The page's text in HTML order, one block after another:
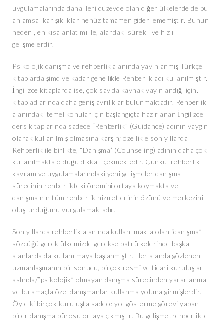
uygulamalarında daha ileri düzeyde olan diğer ülkelerde de bu
anlamsal karışıklıklar henüz tamamen giderilememiştir. Bunun
nedeni, en kısa anlatımı ile, alandaki sürekli ve hızlı
gelişmelerdir.
Psikolojik danışma ve rehberlik alanında yayınlanmış Türkçe
kitaplarda şimdiye kadar genellikle Rehberlik adı kullanılmıştır.
İngilizce kitaplarda ise, çok sayıda kaynak yayınlandığı için.
kitap adlarında daha geniş ayrılıklar bulunmaktadır. Rehberlik
alanındaki temel konular için başlangıçta hazırlanan İngilizce
ders kitaplarında sadece “Rehberlik” (Guidance) adının yaygın
olarak kullanılmış olmasına karşın; özellikle son yıllarda
Rehberlik ile birlikte, “Danışma” (Counseling) adının daha çok
kullanılmakta olduğu dikkati çekmektedir. Çünkü, rehberlik
kavram ve uygulamalarındaki yeni gelişmeler danışma
sürecinin rehberlikteki önemini ortaya koymakta ve
danışma'nın tüm rehberlik hizmetlerinin özünü ve merkezini
oluşturduğunu vurgulamaktadır.
Son yıllarda rehberlik alanında kullanılmakta olan “danışma”
sözcüğü gerek ülkemizde gerekse batı ülkelerinde başka
alanlarda da kullanılmaya başlanmıştır. Her alanda gözlenen
uzmanlaşmanın bir sonucu, birçok resmî ve ticarî kuruluşlar
aslında/”psikolojik” olmayan danışma sürecinden yararlanma
ve bu amaçla özel danışmanlar kullanma yoluna girmişlerdir.
Öyle ki birçok kuruluşta sadece yol gösterme görevi yapan
birer danışma bürosu ortaya çıkmıştır. Bu gelişme .rehberlikte